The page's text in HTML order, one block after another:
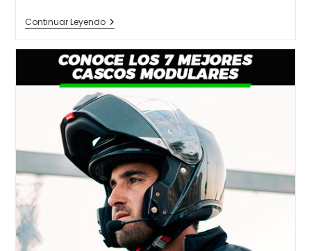
Continuar LeyendoLos
5
Cascos
De
Moto
Por
Menos
200€